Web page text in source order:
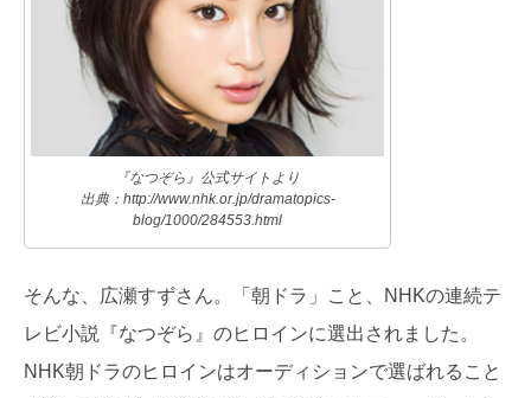
『なつぞら』公式サイトより
出典：http://www.nhk.or.jp/dramatopics-
blog/1000/284553.html
そんな、広瀬すずさん。「朝ドラ」こと、NHKの連続テ
レビ小説『なつぞら』のヒロインに選出されました。
NHK朝ドラのヒロインはオーディションで選ばれること